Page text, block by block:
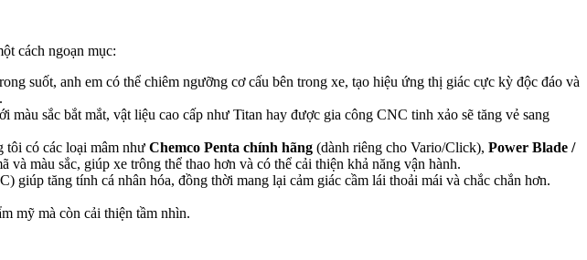
cách ngoạn mục:
suốt, anh em có thể chiêm ngưỡng cơ cấu bên trong xe, tạo hiệu ứng thị giác cực kỳ độc đáo và
sắc bắt mắt, vật liệu cao cấp như Titan hay được gia công CNC tinh xảo sẽ tăng vẻ sang
tôi có các loại mâm như Chemco Penta chính hãng (dành riêng cho Vario/Click), Power Blade /
màu sắc, giúp xe trông thể thao hơn và có thể cải thiện khả năng vận hành.
giúp tăng tính cá nhân hóa, đồng thời mang lại cảm giác cầm lái thoải mái và chắc chắn hơn.
mỹ mà còn cải thiện tầm nhìn.